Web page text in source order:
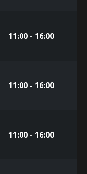
11:00 - 16:00
11:00 - 16:00
11:00 - 16:00